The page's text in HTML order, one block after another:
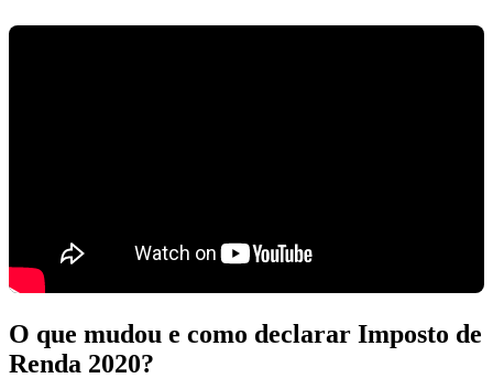
O que mudou e como declarar Imposto de
Renda 2020?